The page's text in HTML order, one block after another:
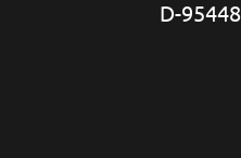
D-